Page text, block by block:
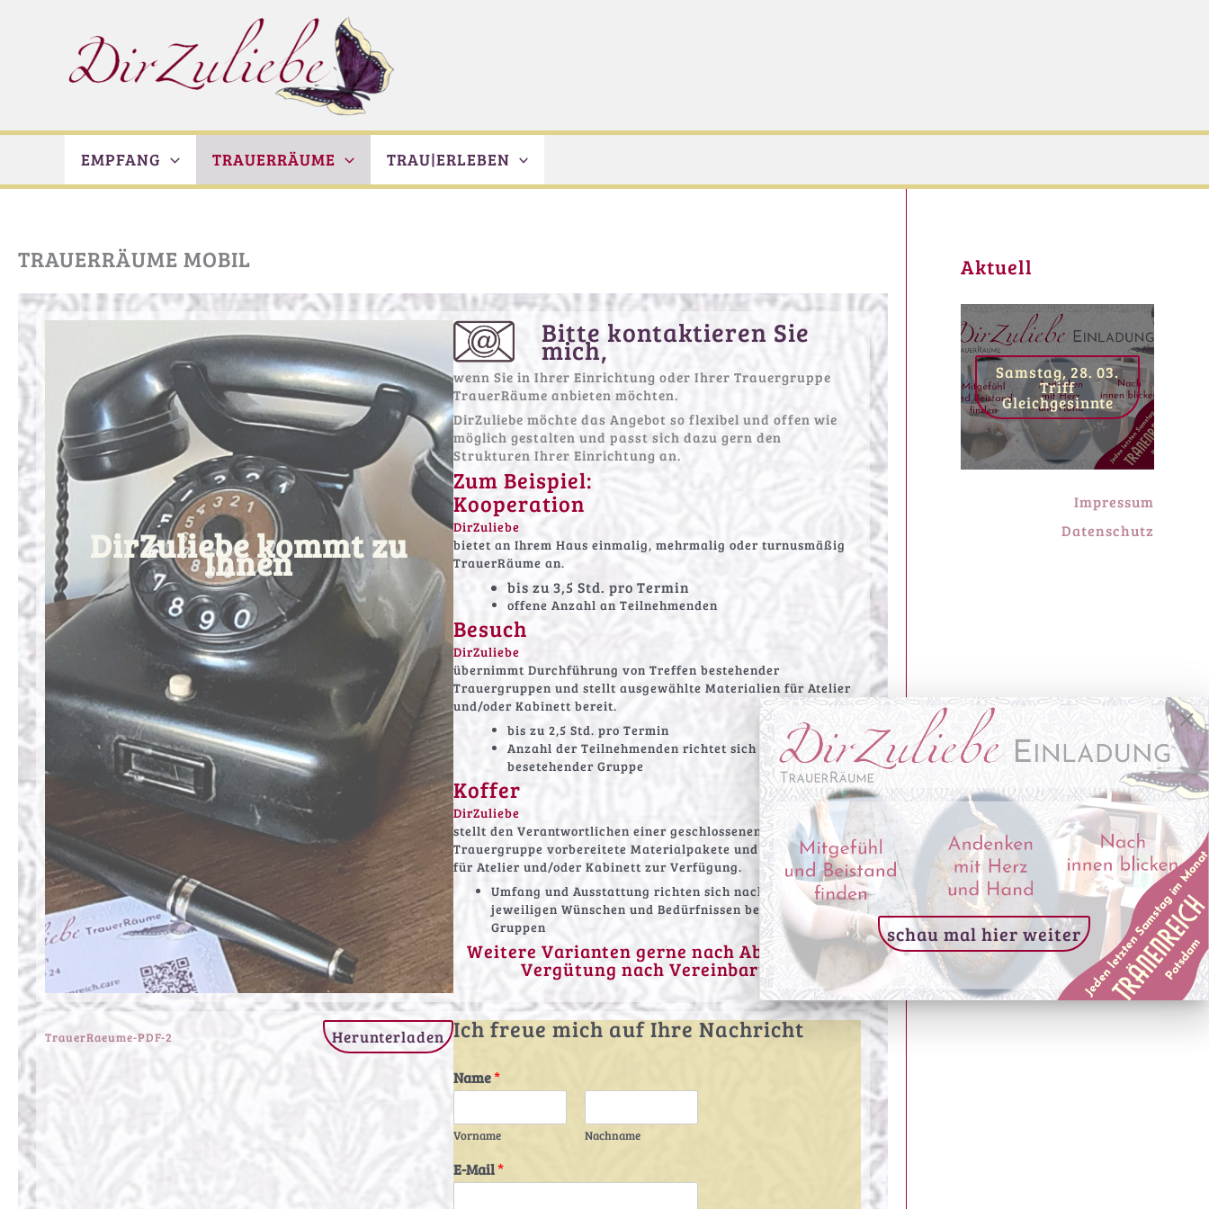
EMPFANG TRAUERRÄUME TRAU|ERLEBEN
TRAUERRÄUME MOBIL
DirZuliebe kommt zu
Ihnen
Bitte kontaktieren Sie
mich,
wenn Sie in Ihrer Einrichtung oder Ihrer Trauergruppe
TrauerRäume anbieten möchten.
DirZuliebe möchte das Angebot so flexibel und offen wie
möglich gestalten und passt sich dazu gern den
Strukturen Ihrer Einrichtung an.
Zum Beispiel:
Kooperation
DirZuliebe
bietet an Ihrem Haus einmalig, mehrmalig oder turnusmäßig
TrauerRäume an.
bis zu 3,5 Std. pro Termin
offene Anzahl an Teilnehmenden
Besuch
DirZuliebe
übernimmt Durchführung von Treffen bestehender
Trauergruppen und stellt ausgewählte Materialien für Atelier
und/oder Kabinett bereit.
bis zu 2,5 Std. pro Termin
Anzahl der Teilnehmenden richtet sich nach
besetehender Gruppe
Koffer
DirZuliebe
stellt den Verantwortlichen einer geschlossenen oder offenen
Trauergruppe vorbereitete Materialpakete und Anleitungen
für Atelier und/oder Kabinett zur Verfügung.
Umfang und Ausstattung richten sich nach den
jeweiligen Wünschen und Bedürfnissen bestehender
Gruppen
Weitere Varianten gerne nach Absprache –
Vergütung nach Vereinbarung
TrauerRaeume-PDF-2 Herunterladen Ich freue mich auf Ihre Nachricht
Name*
Vorname Nachname
E-Mail*
Aktuell
Samstag, 28. 03.
Triff
Gleichgesinnte
Impressum
Datenschutz
schau mal hier weiter